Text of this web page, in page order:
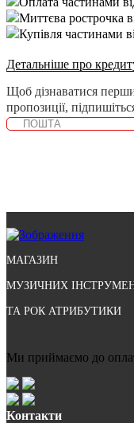
Миттєва
Купівля частинами
Детальніше про
Щоб дізнаватися
пропозиції,
МАГАЗИН
МУЗИЧНИХ
ТА РОК АТРИБУТИКИ
Ми приймаємо до
Контакти